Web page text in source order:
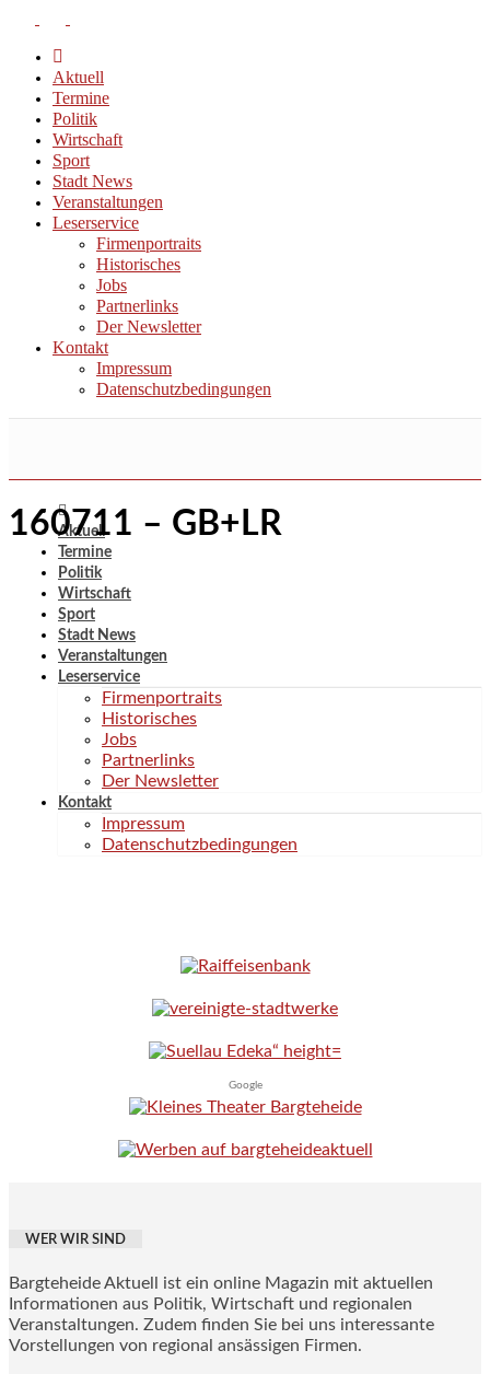
Aktuell
Termine
Politik
Wirtschaft
Sport
Stadt News
Veranstaltungen
Leserservice
Firmenportraits
Historisches
Jobs
Partnerlinks
Der Newsletter
Kontakt
Impressum
Datenschutzbedingungen
Aktuell
Termine
Politik
Wirtschaft
Sport
Stadt News
Veranstaltungen
Leserservice
Firmenportraits
Historisches
Jobs
Partnerlinks
Der Newsletter
Kontakt
Impressum
Datenschutzbedingungen
160711 – GB+LR
Google
WER WIR SIND
Bargteheide Aktuell ist ein online Magazin mit aktuellen
Informationen aus Politik, Wirtschaft und regionalen
Veranstaltungen. Zudem finden Sie bei uns interessante
Vorstellungen von regional ansässigen Firmen.